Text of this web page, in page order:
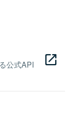
公式API